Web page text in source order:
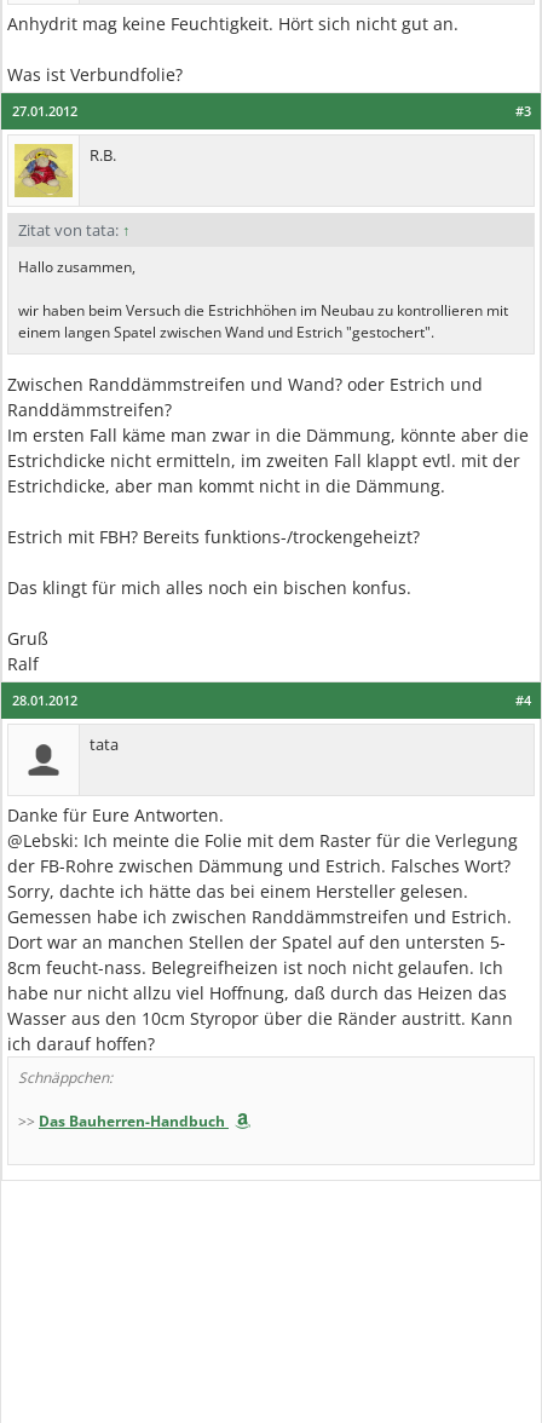
Anhydrit mag keine Feuchtigkeit. Hört sich nicht gut an.
Was ist Verbundfolie?
#3
27.01.2012
R.B.
Zitat von tata: ↑
Hallo zusammen,
wir haben beim Versuch die Estrichhöhen im Neubau zu kontrollieren mit
einem langen Spatel zwischen Wand und Estrich "gestochert".
Zwischen Randdämmstreifen und Wand? oder Estrich und
Randdämmstreifen?
Im ersten Fall käme man zwar in die Dämmung, könnte aber die
Estrichdicke nicht ermitteln, im zweiten Fall klappt evtl. mit der
Estrichdicke, aber man kommt nicht in die Dämmung.
Estrich mit FBH? Bereits funktions-/trockengeheizt?
Das klingt für mich alles noch ein bischen konfus.
Gruß
Ralf
#4
28.01.2012
tata
Danke für Eure Antworten.
@Lebski: Ich meinte die Folie mit dem Raster für die Verlegung
der FB-Rohre zwischen Dämmung und Estrich. Falsches Wort?
Sorry, dachte ich hätte das bei einem Hersteller gelesen.
Gemessen habe ich zwischen Randdämmstreifen und Estrich.
Dort war an manchen Stellen der Spatel auf den untersten 5-
8cm feucht-nass. Belegreifheizen ist noch nicht gelaufen. Ich
habe nur nicht allzu viel Hoffnung, daß durch das Heizen das
Wasser aus den 10cm Styropor über die Ränder austritt. Kann
ich darauf hoffen?
Schnäppchen:
>> Das Bauherren-Handbuch